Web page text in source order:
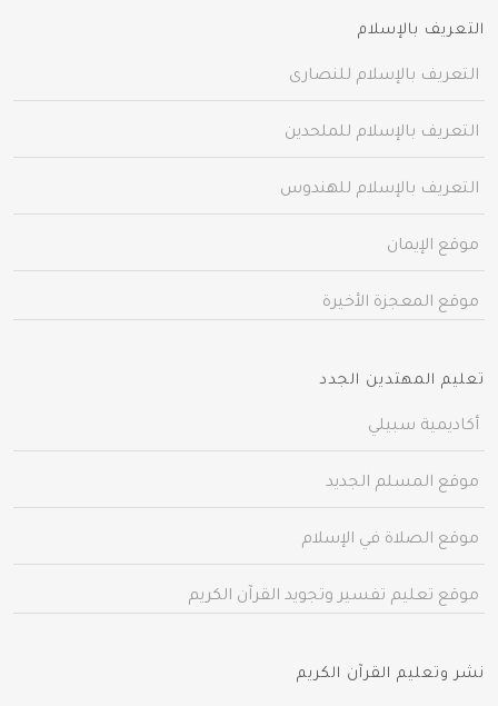
التعريف بالإسلام
التعريف بالإسلام للنصارى
التعريف بالإسلام للملحدين
التعريف بالإسلام للهندوس
موقع الإيمان
موقع المعجزة الأخيرة
تعليم المهتدين الجدد
أكاديمية سبيلي
موقع المسلم الجديد
موقع الصلاة في الإسلام
موقع تعليم تفسير وتجويد القرآن الكريم
نشر وتعليم القرآن الكريم